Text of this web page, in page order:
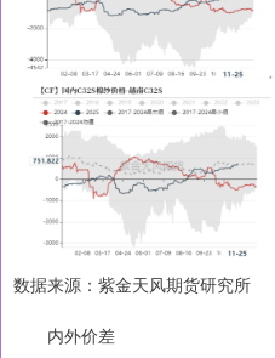
数据来源：紫金天风期货研究所
内外价差